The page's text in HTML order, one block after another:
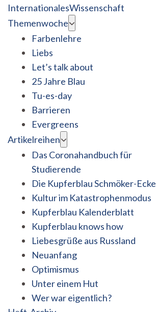
InternationalesWissenschaft
Themenwoche
Farbenlehre
Liebs
Let’s talk about
25 Jahre Blau
Tu-es-day
Barrieren
Evergreens
Artikelreihen
Das Coronahandbuch für
Studierende
Die Kupferblau Schmöker-Ecke
Kultur im Katastrophenmodus
Kupferblau Kalenderblatt
Kupferblau knows how
Liebesgrüße aus Russland
Neuanfang
Optimismus
Unter einem Hut
Wer war eigentlich?